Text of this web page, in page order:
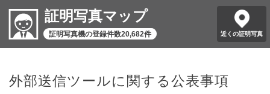
証明写真マップ
証明写真機の登録件数20,682件 近くの証明写真
外部送信ツールに関する公表事項